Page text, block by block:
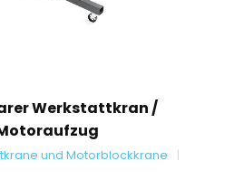
Werkstattkran /
und Motorblockkrane